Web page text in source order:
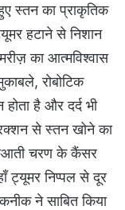
स्तन का प्राकृतिक
हटाने से निशान
का आत्मविश्वास
रोबोटिक
है और दर्द भी
से स्तन खोने का
चरण के कैंसर
ट्यूमर निप्पल से दूर
ने साबित किया